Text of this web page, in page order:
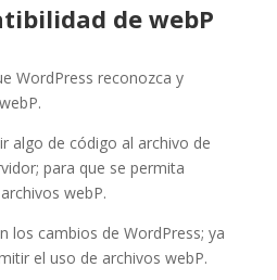
de webP
WordPress reconozca y
algo de código al archivo de
para que se permita
webP.
los cambios de WordPress; ya
el uso de archivos webP.